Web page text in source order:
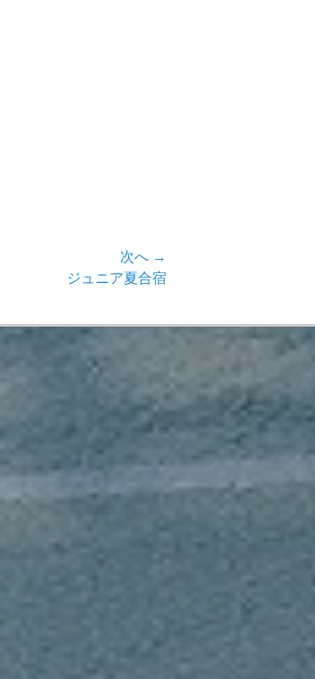
次へ →
ジュニア夏合宿